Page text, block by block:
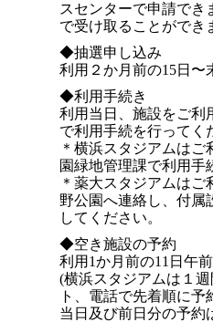
スセンターで申請でき
で受け取ることができ
◆抽選申し込み
利用２か月前の15日〜
◆利用手続き
利用当日、施設をご利
で利用手続を行ってく
＊横浜スタジアムは
園緑地管理課で利用手
＊薬大スタジアムは
野公園へ連絡し、付属
してください。
◆空き施設の予約
利用1か月前の11日午
(横浜スタジアムは１
ト、電話で先着順に予
当日及び前日分の予約